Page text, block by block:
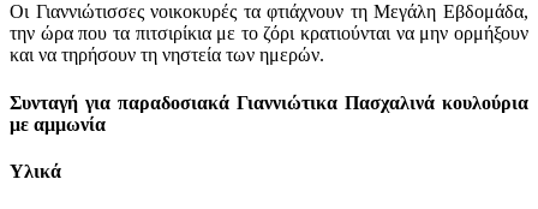
Οι Γιαννιώτισσες νοικοκυρές τα φτιάχνουν τη Μεγάλη Εβδομάδα,
την ώρα που τα πιτσιρίκια με το ζόρι κρατιούνται να μην ορμήξουν
και να τηρήσουν τη νηστεία των ημερών.
Συνταγή για παραδοσιακά Γιαννιώτικα Πασχαλινά κουλούρια
με αμμωνία
Υλικά